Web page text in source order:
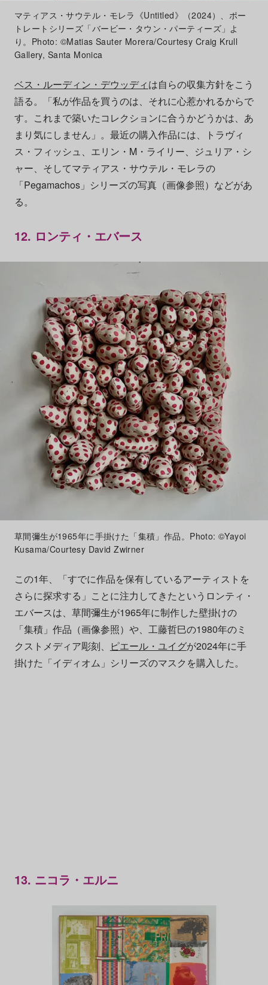
マティアス・サウテル・モレラ《Untitled》（2024）、ポー
トレートシリーズ「バービー・タウン・パーティーズ」よ
り。Photo: ©Matias Sauter Morera/Courtesy Craig Krull
Gallery, Santa Monica
ベス・ルーディン・デウッディは自らの収集方針をこう
語る。「私が作品を買うのは、それに心惹かれるからで
す。これまで築いたコレクションに合うかどうかは、あ
まり気にしません」。最近の購入作品には、トラヴィ
ス・フィッシュ、エリン・M・ライリー、ジュリア・シ
ャー、そしてマティアス・サウテル・モレラの
「Pegamachos」シリーズの写真（画像参照）などがあ
る。
12. ロンティ・エバース
草間彌生が1965年に手掛けた「集積」作品。Photo: ©Yayoi
Kusama/Courtesy David Zwirner
この1年、「すでに作品を保有しているアーティストを
さらに探求する」ことに注力してきたというロンティ・
エバースは、草間彌生が1965年に制作した壁掛けの
「集積」作品（画像参照）や、工藤哲巳の1980年のミ
クストメディア彫刻、
ピエール・ユイグが2024年に手
掛けた「イディオム」シリーズのマスクを購入した。
13. ニコラ・エルニ